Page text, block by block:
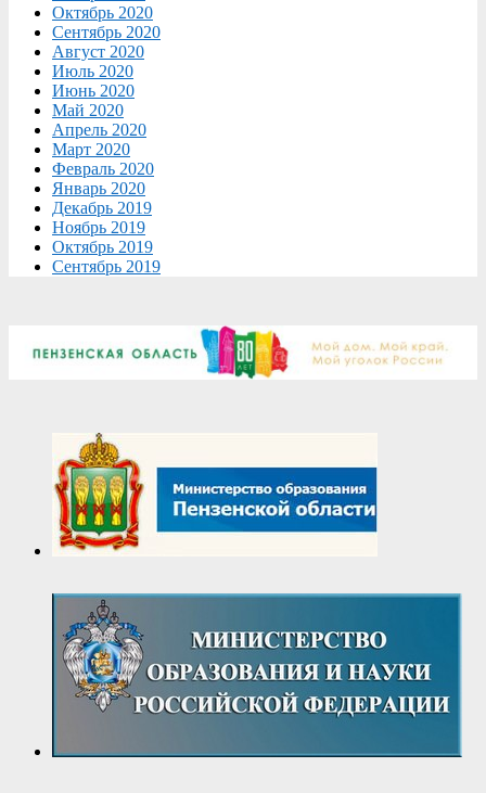
Октябрь 2020
Сентябрь 2020
Август 2020
Июль 2020
Июнь 2020
Май 2020
Апрель 2020
Март 2020
Февраль 2020
Январь 2020
Декабрь 2019
Ноябрь 2019
Октябрь 2019
Сентябрь 2019